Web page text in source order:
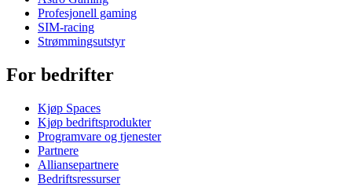
Profesjonell gaming
SIM-racing
Strømmingsutstyr
For bedrifter
Kjøp Spaces
Kjøp bedriftsprodukter
Programvare og tjenester
Partnere
Alliansepartnere
Bedriftsressurser